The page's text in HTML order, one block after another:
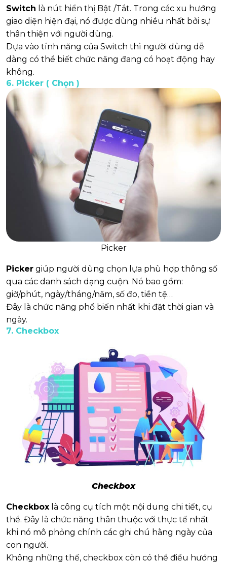
Switch là nút hiển thị Bật /Tắt. Trong các xu hướng
giao diện hiện đại, nó được dùng nhiều nhất bởi sự
thân thiện với người dùng.
Dựa vào tính năng của Switch thì người dùng dễ
dàng có thể biết chức năng đang có hoạt động hay
không.
6. Picker ( Chọn )
Picker
Picker giúp người dùng chọn lựa phù hợp thông số
qua các danh sách dạng cuộn. Nó bao gồm:
giờ/phút, ngày/tháng/năm, số đo, tiền tệ…
Đây là chức năng phổ biến nhất khi đặt thời gian và
ngày.
7. Checkbox
Checkbox
Checkbox là công cụ tích một nội dung chi tiết, cụ
thể. Đây là chức năng thân thuộc với thực tế nhất
khi nó mô phỏng chính các ghi chú hằng ngày của
con người.
Không những thế, checkbox còn có thể điều hướng